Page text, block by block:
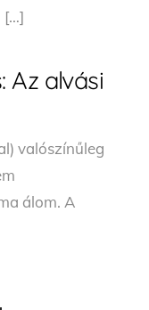
[…]
Az alvási
valószínűleg
álom. A